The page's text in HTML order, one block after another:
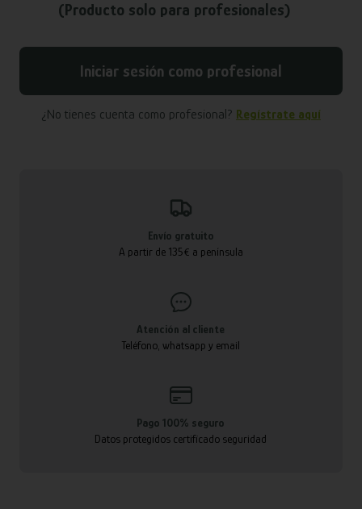
(Producto solo para profesionales)
Iniciar sesión como profesional
¿No tienes cuenta como profesional? Regístrate aquí
Envío gratuito
A partir de 135€ a península
Atención al cliente
Teléfono, whatsapp y email
Pago 100% seguro
Datos protegidos certificado seguridad